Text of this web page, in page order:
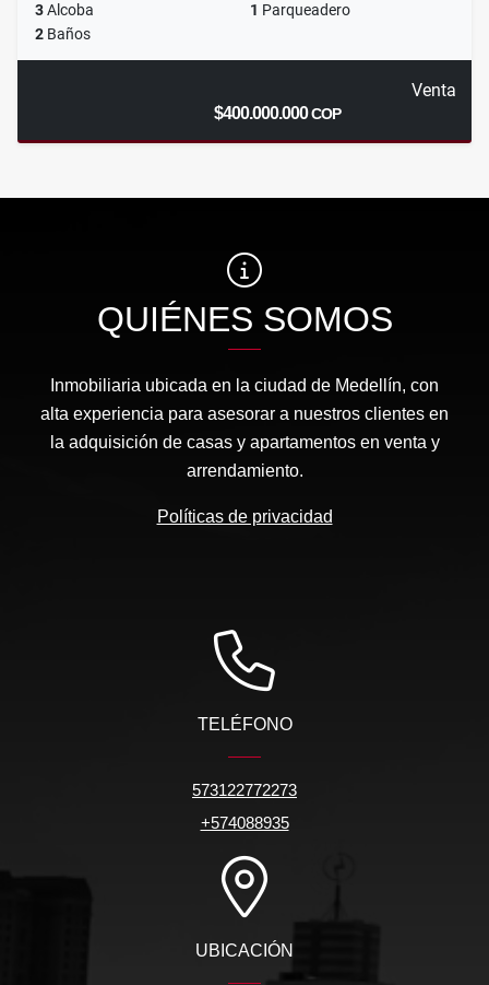
3Alcoba 1 Parqueadero
2 Baños
Venta
$400.000.000COP
QUIÉNES SOMOS
Inmobiliaria ubicada en la ciudad de Medellín, con
alta experiencia para asesorar a nuestros clientes en
la adquisición de casas y apartamentos en venta y
arrendamiento.
Políticas de privacidad
TELÉFONO
573122772273
+574088935
UBICACIÓN